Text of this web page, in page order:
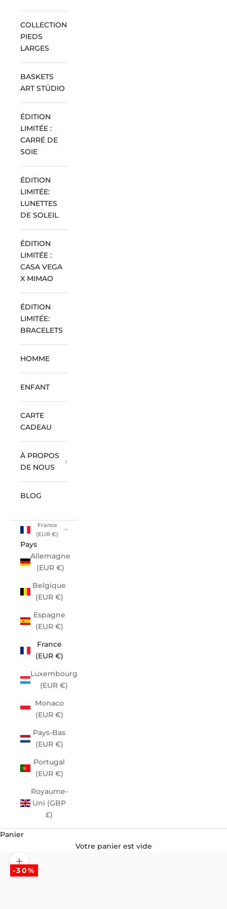
COLLECTION
PIEDS
LARGES
BASKETS
ART STÜDIO
ÉDITION
LIMITÉE :
CARRÉ DE
SOIE
ÉDITION
LIMITÉE:
LUNETTES
DE SOLEIL
ÉDITION
LIMITÉE :
CASA VEGA
X MIMAO
ÉDITION
LIMITÉE:
BRACELETS
HOMME
ENFANT
CARTE
CADEAU
À PROPOS
DE NOUS
BLOG
France
(EUR €)
Pays
Allemagne
(EUR €)
Belgique
(EUR €)
Espagne
(EUR €)
France
(EUR €)
Luxembourg
(EUR €)
Monaco
(EUR €)
Pays-Bas
(EUR €)
Portugal
(EUR €)
Royaume-
Uni (GBP
£)
Panier
Votre panier est vide
Zoomer sur l'image
-30%